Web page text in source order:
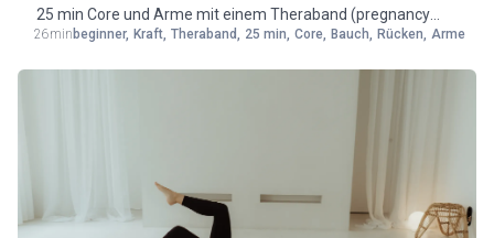
25 min Core und Arme mit einem Theraband (pregnancy
friendly)
26min beginner, Kraft, Theraband, 25 min, Core, Bauch, Rücken, Arme